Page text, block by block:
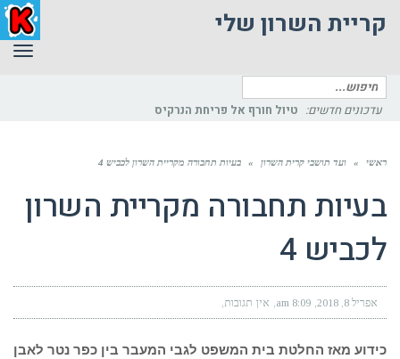
קריית השרון שלי
חיפוש
עבור:
עדכונים חדשים: טיול חורף אל פריחת הנרקיס
ראשי » ועד תושבי קרית השרון » בעיות תחבורה מקריית השרון לכביש 4
בעיות תחבורה מקריית השרון
לכביש 4
אפריל 8, 2018 8:09 am אין תגובות
כידוע מאז החלטת בית המשפט לגבי המעבר בין כפר נטר לאבן